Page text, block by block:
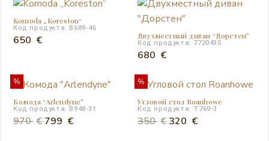
Komoda „Koreston“
Код продукта: B689-46
650 € Двухместный диван “Дорстен”
Код продукта: 7720435
680 €
%
Комодa “Arlendyne”
Код продукта: B948-31
970€ Первоначальная
799 €Текущая
%
Угловой стол Roanhowe
Код продукта: T769-3
350€ Первоначальная
320 €Текущая